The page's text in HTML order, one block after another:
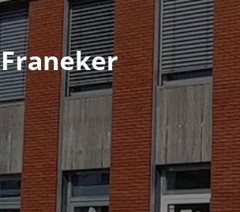
Franeker